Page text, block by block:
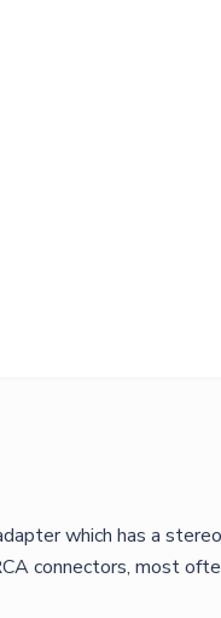
which has a
connectors, most